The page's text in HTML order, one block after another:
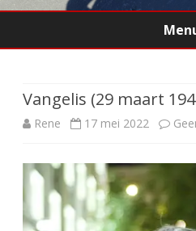
de
Vangelis (29 maart
Rene 17 mei 2022